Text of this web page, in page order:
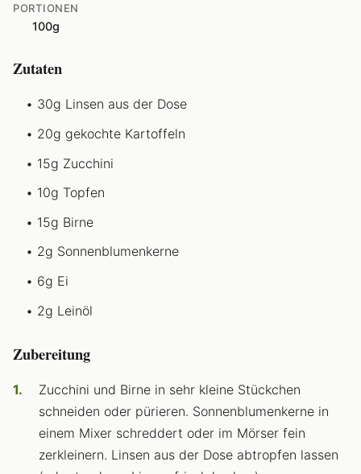
PORTIONEN
100g
Zutaten
30g Linsen aus der Dose
20g gekochte Kartoffeln
15g Zucchini
10g Topfen
15g Birne
2g Sonnenblumenkerne
6g Ei
2g Leinöl
Zubereitung
Zucchini und Birne in sehr kleine Stückchen
schneiden oder pürieren. Sonnenblumenkerne in
einem Mixer schreddert oder im Mörser fein
zerkleinern. Linsen aus der Dose abtropfen lassen